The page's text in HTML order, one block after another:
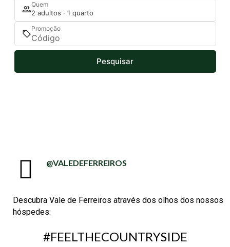
Quem
2 adultos · 1 quarto
Promoção
Pesquisar
@VALEDEFERREIROS
Descubra Vale de Ferreiros através dos olhos dos nossos
hóspedes:
#FEELTHECOUNTRYSIDE